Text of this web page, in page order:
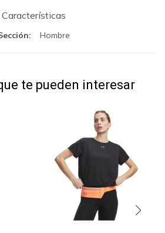
Características
Hombre
te pueden interesar